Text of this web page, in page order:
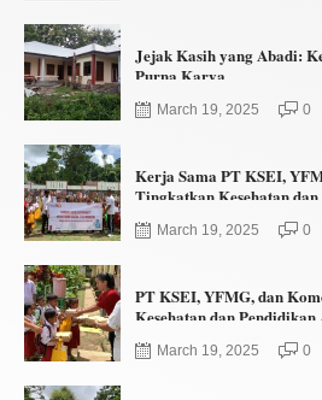
Jejak Kasih yang Abadi:
Purna Karya
March 19, 2025 0
Kerja Sama PT KSEI,
Tingkatkan Kesehatan
March 19, 2025 0
PT KSEI, YFMG, dan
Kesehatan dan
March 19, 2025 0